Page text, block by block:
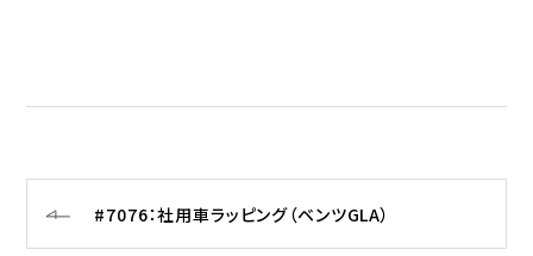
#7076：社用車ラッピング（ベンツGLA）